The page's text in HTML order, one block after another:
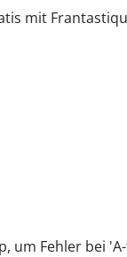
mit
um Fehler bei